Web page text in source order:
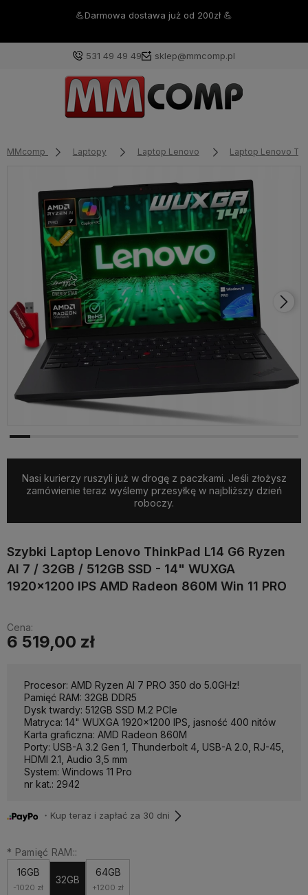
🔥 Gwarancja najniższej ceny od zawsze i na zawsze w MMCOMP
531 49 49 49 sklep@mmcomp.pl
MMcomp Laptopy Laptop Lenovo Laptop Lenovo
Nasi kurierzy ruszyli już w drogę z paczkami. Jeśli złożysz
zamówienie teraz wyślemy przesyłkę w najbliższy dzień
roboczy.
Szybki Laptop Lenovo ThinkPad L14 G6 Ryzen
AI 7 / 32GB / 512GB SSD - 14" WUXGA
1920x1200 IPS AMD Radeon 860M Win 11 PRO
Cena:
6 519,00 zł
Procesor: AMD Ryzen AI 7 PRO 350 do 5.0GHz!
Pamięć RAM: 32GB DDR5
Dysk twardy: 512GB SSD M.2 PCIe
Matryca: 14" WUXGA 1920x1200 IPS, jasność 400 nitów
Karta graficzna: AMD Radeon 860M
Porty: USB-A 3.2 Gen 1, Thunderbolt 4, USB-A 2.0, RJ-45,
HDMI 2.1, Audio 3,5 mm
System: Windows 11 Pro
nr kat.: 2942
・Kup teraz i zapłać za 30 dni
* Pamięć RAM::
16GB
-1020 zł
32GB
64GB
+1200 zł